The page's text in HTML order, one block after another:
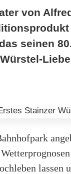
von
seinen
lassen